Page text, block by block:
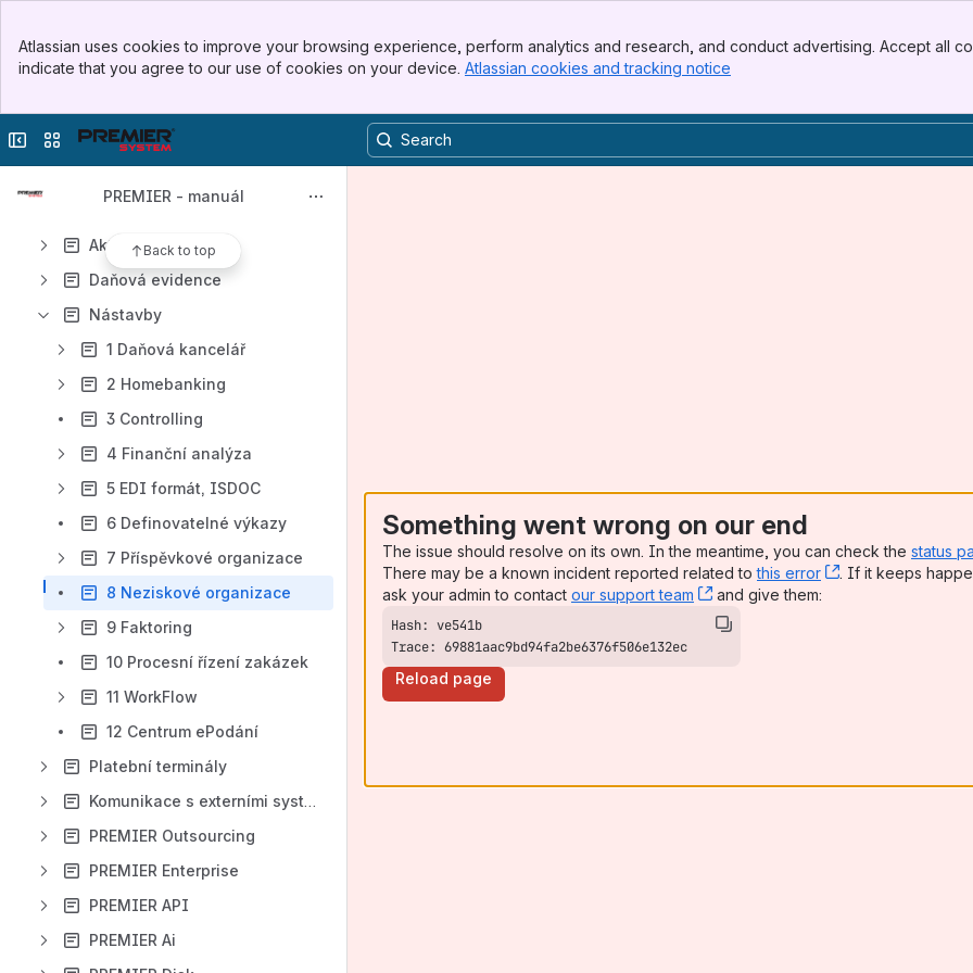
Top Bar
Sidebar
Atlassian uses cookies to improve your browsing experience, perform analytics and research, and conduct advertising. Accept all
indicate that you agree to our use of cookies on your device. Atlassian cookies and tracking notice
Collapse sidebar
Switch sites or apps
PREMIER - manuál
Back to top
Dodavatelé
Zakázky a výroba
Mzdy
Aktuálně
Daňová evidence
Nástavby
1 Daňová kancelář
2 Homebanking
3 Controlling
4 Finanční analýza
5 EDI formát, ISDOC
6 Definovatelné výkazy
7 Příspěvkové organizace
8 Neziskové organizace
9 Faktoring
10 Procesní řízení zakázek
11 WorkFlow
12 Centrum ePodání
Platební terminály
Komunikace s externími systémy
PREMIER Outsourcing
PREMIER Enterprise
PREMIER API
PREMIER Ai
Something went wrong on our end
The issue should resolve on its own. In the meantime, you can check the status
There may be a known incident reported related tothis error , (opens new
. If it keeps
ask your admin to contact our support team , (opens new window)
and give them:
Trace: 69881aac9bd94fa2be6376f506e132ec
Reload page